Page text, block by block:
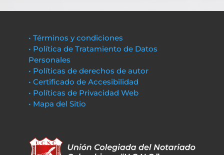
• Términos y condiciones
• Política de Tratamiento de Datos
Personales
• Políticas de derechos de autor
• Certificado de Accesibilidad
• Políticas de Privacidad Web
• Mapa del Sitio